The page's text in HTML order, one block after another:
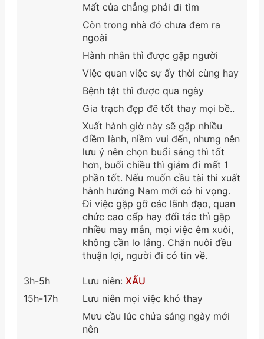
Mất của chẳng phải đi tìm
Còn trong nhà đó chưa đem ra
ngoài
Hành nhân thì được gặp người
Việc quan việc sự ấy thời cùng hay
Bệnh tật thì được qua ngày
Gia trạch đẹp đẽ tốt thay mọi bề..
Xuất hành giờ này sẽ gặp nhiều
điềm lành, niềm vui đến, nhưng nên
lưu ý nên chọn buổi sáng thì tốt
hơn, buổi chiều thì giảm đi mất 1
phần tốt. Nếu muốn cầu tài thì xuất
hành hướng Nam mới có hi vọng.
Đi việc gặp gỡ các lãnh đạo, quan
chức cao cấp hay đối tác thì gặp
nhiều may mắn, mọi việc êm xuôi,
không cần lo lắng. Chăn nuôi đều
thuận lợi, người đi có tin về.
3h-5h
15h-17h
Lưu niên: XẤU
Lưu niên mọi việc khó thay
Mưu cầu lúc chửa sáng ngày mới
nên